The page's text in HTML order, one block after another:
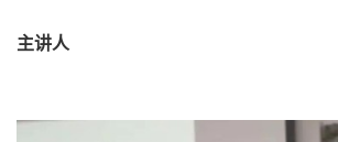
主讲人